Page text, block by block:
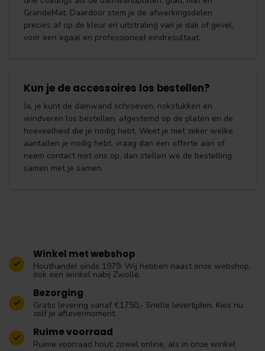
GrandeMat. Daardoor stem je de afwerkingsdelen
precies af op de kleur en uitstraling van je dak of gevel,
voor een egaal en professioneel eindresultaat.
Kun je de accessoires los bestellen?
Ja, je kunt de damwand schroeven, nokstukken en
windveren los bestellen, afgestemd op de platen en de
hoeveelheid die je nodig hebt. Weet je niet zeker welke
aantallen je nodig hebt, vraag dan een offerte aan of
neem contact met ons op, dan stellen we de bestelling
samen met je samen.
Winkel met webshop
Houthandel sinds 1979. Wij hebben naast onze webshop,
ook een winkel nabij Zwolle.
Bezorging
Gratis levering vanaf €1750,- Snelle levertijden. Kies nu
zelf je aflevermoment.
Ruime voorraad
Ruime voorraad hout: zowel online, als in onze winkel